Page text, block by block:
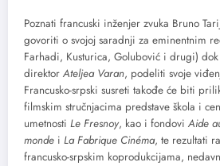
Poznati francuski inženjer zvuka Bruno
govoriti o svojoj saradnji za eminentnim
Farhadi, Kusturica, Golubović i drugi)
direktor Ateljea Varan, podeliti svoje
Francusko-srpski susreti takođe će biti
filmskim stručnjacima predstave škola i
umetnosti Le Fresnoy, kao i fondovi Aide
monde i La Fabrique Cinéma, te rezultati
francusko-srpskim koprodukcijama,